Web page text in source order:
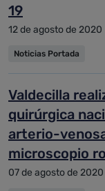
19
12 de agosto de 2020
Noticias Portada
Valdecilla
quirúrgica
arterio-
microscopio
07 de agosto de 2020